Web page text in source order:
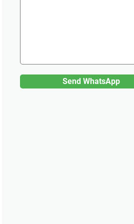
Send WhatsApp